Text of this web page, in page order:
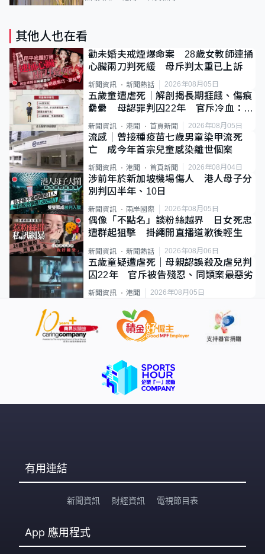
其他人也在看
勸未婚夫戒煙爆命案 28歲女教師連捅
心臟兩刀判死緩 母斥判太重已上訴
新聞資訊 新聞熱話 2026年08月05日
五歲童遭虐死｜解剖揭長期捱餓、傷痕
纍纍 母認罪判囚22年 官斥冷血：同
類案最惡劣
新聞資訊 港聞 首頁新聞 2026年08月05日
流感｜曾接種疫苗七歲男童染甲流死
亡 成今年首宗兒童感染離世個案
新聞資訊 港聞 首頁新聞 2026年08月04日
涉前年於新加坡機場傷人 港人母子分
別判囚半年、10日
新聞資訊 兩岸國際 2026年08月05日
偶像「不點名」談粉絲越界 日女死忠
遭群起狙擊 掛繩開直播道歉後輕生
新聞資訊 新聞熱話 2026年08月06日
五歲童疑遭虐死｜母親認誤殺及虐兒判
囚22年 官斥被告殘忍、同類案最惡劣
新聞資訊 港聞 2026年08月05日
有用連結
新聞資訊 財經資訊 電視節目表
App 應用程式